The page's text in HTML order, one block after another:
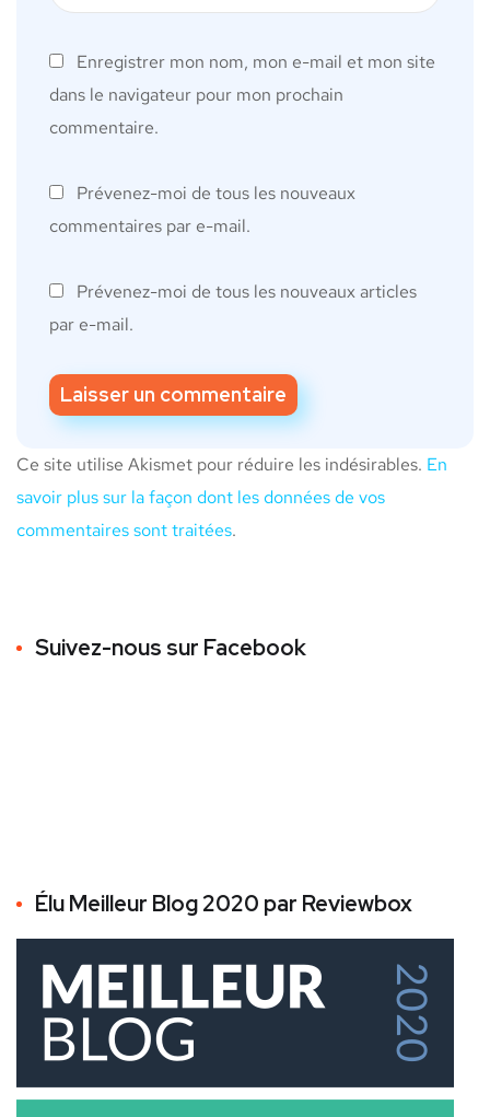
Enregistrer mon nom, mon e-mail et mon site
dans le navigateur pour mon prochain
commentaire.
Prévenez-moi de tous les nouveaux
commentaires par e-mail.
Prévenez-moi de tous les nouveaux articles
par e-mail.
Ce site utilise Akismet pour réduire les indésirables. En
savoir plus sur la façon dont les données de vos
commentaires sont traitées.
Suivez-nous sur Facebook
Élu Meilleur Blog 2020 par Reviewbox